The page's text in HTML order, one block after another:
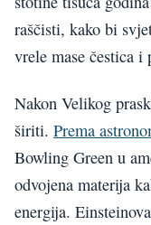
raščisti, kako bi
vrele mase čestica
Nakon Velikog
širiti. Prema
Bowling Green u
odvojena materija
energija.